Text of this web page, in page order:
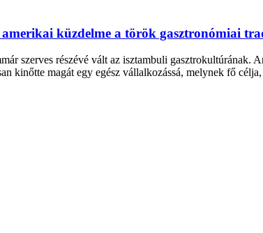
küzdelme a török gasztronómiai
szerves részévé vált az isztambuli gasztrokultúrának.
kinőtte magát egy egész vállalkozássá, melynek fő